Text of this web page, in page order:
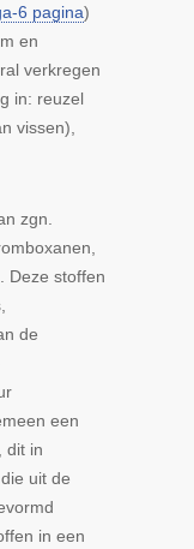
6 pagina)
en
verkregen
in: reuzel
vissen),
zgn.
Deze stoffen
de
een
dit in
uit de
in een